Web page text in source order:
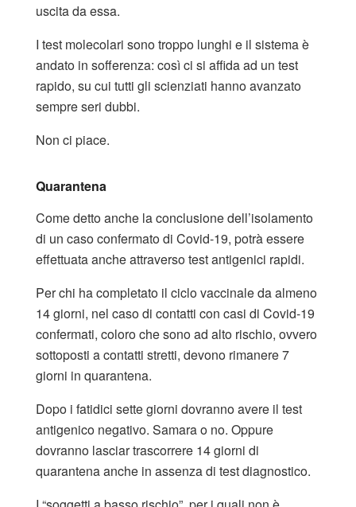
uscita da essa.
I test molecolari sono troppo lunghi e il sistema è
andato in sofferenza: così ci si affida ad un test
rapido, su cui tutti gli scienziati hanno avanzato
sempre seri dubbi.
Non ci piace.
Quarantena
Come detto anche la conclusione dell’isolamento
di un caso confermato di Covid-19, potrà essere
effettuata anche attraverso test antigenici rapidi.
Per chi ha completato il ciclo vaccinale da almeno
14 giorni, nel caso di contatti con casi di Covid-19
confermati, coloro che sono ad alto rischio, ovvero
sottoposti a contatti stretti, devono rimanere 7
giorni in quarantena.
Dopo i fatidici sette giorni dovranno avere il test
antigenico negativo. Samara o no. Oppure
dovranno lasciar trascorrere 14 giorni di
quarantena anche in assenza di test diagnostico.